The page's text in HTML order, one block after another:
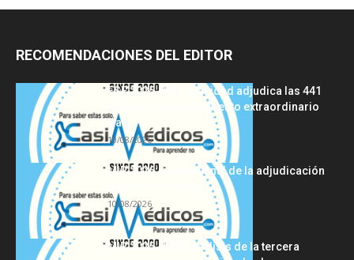
RECOMENDACIONES DEL EDITOR
FSE 2025-2026: Sanidad adjudica las 441
plazas del procedimiento extraordinario
tras...
10/08/2026
MIR 2026: análisis final de la adjudicación
de plazas y claves...
10/08/2026
MIR 2025-2026: análisis de la tercera